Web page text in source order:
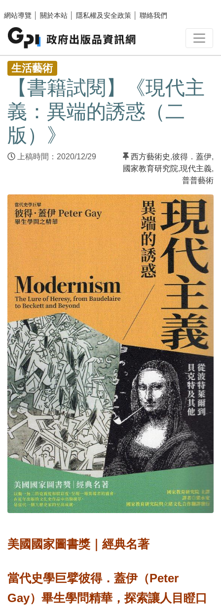
網站導覽
關於本站 隱私權及安全政策 聯絡我們
:::
生活藝術
【書籍試閱】《現代主
義：異端的誘惑（二
版）》
上稿時間：2020/12/29 西方藝術史,彼得．蓋伊,
國家教育研究院,現代主義,
普普藝術
美國國家圖書獎｜經典名著
當代史學巨擘彼得．蓋伊（Peter
Gay）畢生學問精華，探索讓人目瞪口